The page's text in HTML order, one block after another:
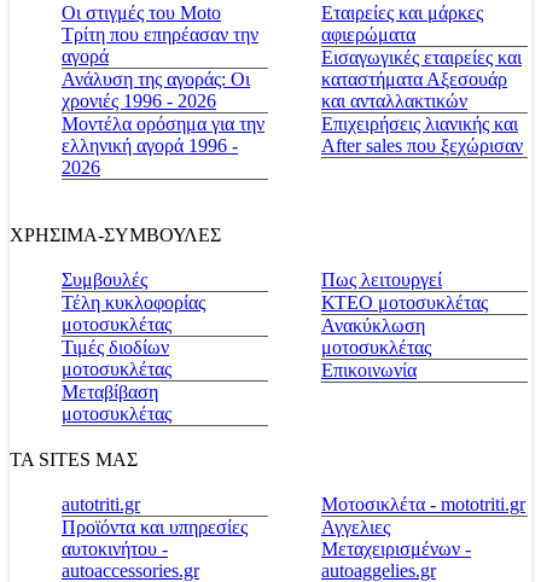
Οι στιγμές του Moto
Τρίτη που επηρέασαν την
αγορά
Ανάλυση της αγοράς: Οι
χρονιές 1996 - 2026
Μοντέλα ορόσημα για την
ελληνική αγορά 1996 -
2026
Εταιρείες και μάρκες
αφιερώματα
Εισαγωγικές εταιρείες και
καταστήματα Αξεσουάρ
και ανταλλακτικών
Επιχειρήσεις λιανικής και
After sales που ξεχώρισαν
ΧΡΗΣΙΜΑ-ΣΥΜΒΟΥΛΕΣ
Συμβουλές
Τέλη κυκλοφορίας
μοτοσυκλέτας
Τιμές διοδίων
μοτοσυκλέτας
Μεταβίβαση
μοτοσυκλέτας
Πως λειτουργεί
ΚΤΕΟ μοτοσυκλέτας
Ανακύκλωση
μοτοσυκλέτας
Επικοινωνία
ΤΑ SITES ΜΑΣ
autotriti.gr
Προϊόντα και υπηρεσίες
αυτοκινήτου -
autoaccessories.gr
Μοτοσικλέτα - mototriti.gr
Αγγελιες
Μεταχειρισμένων -
autoaggelies.gr